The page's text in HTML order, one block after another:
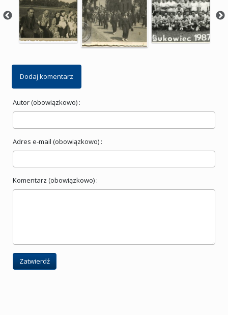
Dodaj komentarz
Autor (obowiązkowo) :
Adres e-mail (obowiązkowo) :
Komentarz (obowiązkowo) :
Zatwierdź